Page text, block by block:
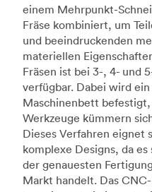
einem Mehrpunkt-
Fräse kombiniert, um
und beeindruckenden
materiellen
Fräsen ist bei 3-, 4- und
verfügbar. Dabei wird
Maschinenbett
Werkzeuge kümmern
Dieses Verfahren eignet
komplexe Designs, da
der genauesten
Markt handelt. Das